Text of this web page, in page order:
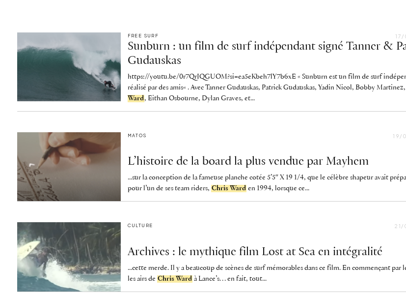
FREE SURF
Sunburn : un film de surf indépendant signé Tanner &
Gudauskas
https://youtu.be/0r7QrIQGUOM?si=ea5eKbeh7lY7b6xE « Sunburn est un film de surf
réalisé par des amis« . Avec Tanner Gudauskas, Patrick Gudauskas, Yadin Nicol, Bobby Martinez,
Ward, Eithan Osbourne, Dylan Graves, et...
MATOS 19/
L’histoire de la board la plus vendue par Mayhem
...sur la conception de la fameuse planche cotée 5’5″ X 19 1/4, que le célèbre shapeur avait
pour l’un de ses team riders, Chris Ward en 1994, lorsque ce...
CULTURE 21/
Archives : le mythique film Lost at Sea en intégralité
...cette merde. Il y a beaucoup de scènes de surf mémorables dans ce film. En commençant par
les airs de Chris Ward à Lance’s… en fait, tout...